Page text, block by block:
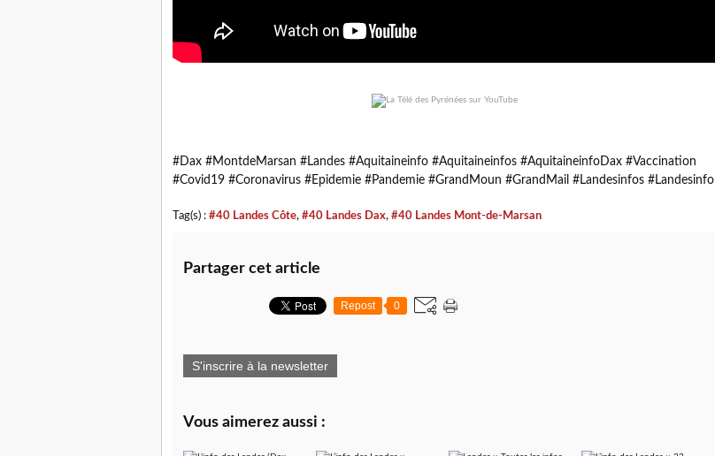
#Dax #MontdeMarsan #Landes #Aquitaineinfo #Aquitaineinfos #AquitaineinfoDax #Vaccination
#Covid19 #Coronavirus #Epidemie #Pandemie #GrandMoun #GrandMail #Landesinfos #Landesinfo
Tag(s) : #40 Landes Côte, #40 Landes Dax, #40 Landes Mont-de-Marsan
Partager cet article
Repost 0
S'inscrire à la newsletter
Vous aimerez aussi :